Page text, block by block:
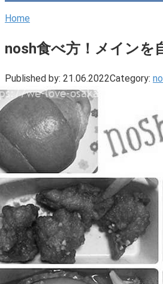
Home
nosh食べ方！メインを
Published by: 21.06.2022Category: